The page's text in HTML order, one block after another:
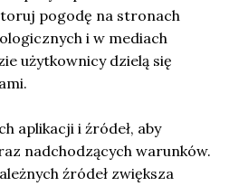
pogodę na stronach
i w mediach
użytkownicy dzielą się
aplikacji i źródeł, aby
nadchodzących warunków.
źródeł zwiększa